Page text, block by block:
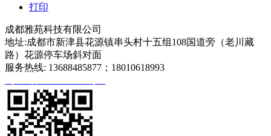
打印
成都雅苑科技有限公司
地址:成都市新津县花源镇串头村十五组108国道旁（老川藏
路）花源停车场斜对面
服务热线: 13688485877；18010618993